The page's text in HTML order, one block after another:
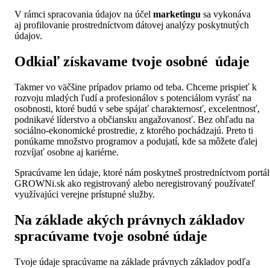
V rámci spracovania údajov na účel marketingu sa vykonáva
aj profilovanie prostredníctvom dátovej analýzy poskytnutých
údajov.
Odkiaľ získavame tvoje osobné údaje
Takmer vo väčšine prípadov priamo od teba. Chceme prispieť k
rozvoju mladých ľudí a profesionálov s potenciálom vyrásť na
osobnosti, ktoré budú v sebe spájať charakternosť, excelentnosť,
podnikavé líderstvo a občiansku angažovanosť. Bez ohľadu na
sociálno-ekonomické prostredie, z ktorého pochádzajú. Preto ti
ponúkame množstvo programov a podujatí, kde sa môžete ďalej
rozvíjať osobne aj kariérne.
Spracúvame len údaje, ktoré nám poskytneš prostredníctvom
GROWNi.sk ako registrovaný alebo neregistrovaný používateľ
využívajúci verejne prístupné služby.
Na základe akých právnych základov
spracúvame tvoje osobné údaje
Tvoje údaje spracúvame na základe právnych základov podľa